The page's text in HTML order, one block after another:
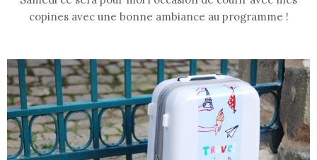
copines avec une bonne ambiance au programme !